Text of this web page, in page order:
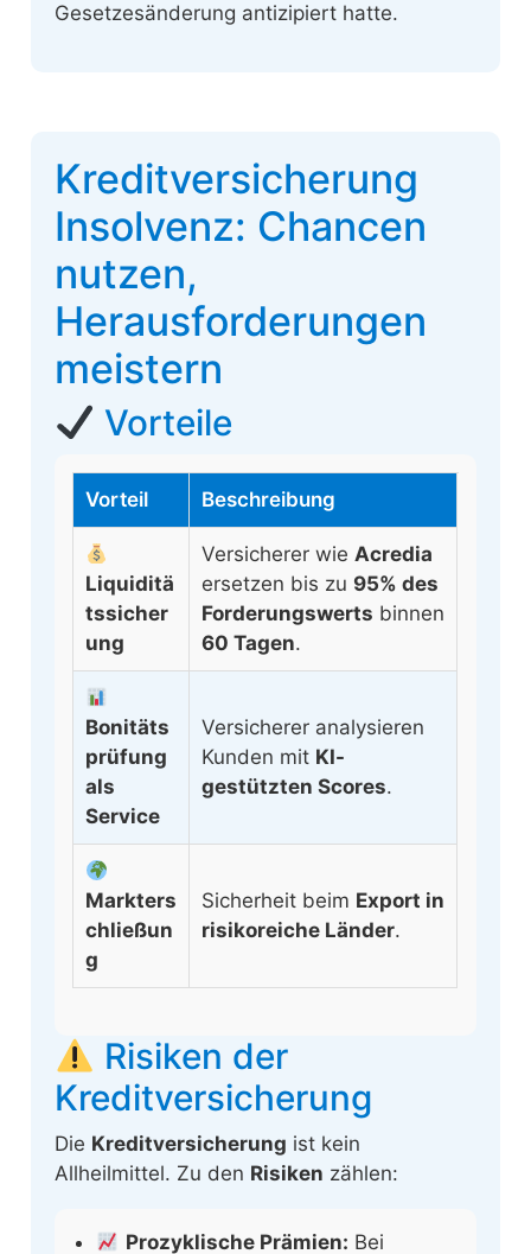
Gesetzesänderung antizipiert hatte.
Kreditversicherung
Insolvenz: Chancen
nutzen,
Herausforderungen
meistern
Vorteile
Vorteil Beschreibung
Liquiditä
tssicher
ung
Versicherer wie Acredia
ersetzen bis zu 95% des
Forderungswerts binnen
60 Tagen.
Bonitäts
prüfung
als
Service
Versicherer analysieren
Kunden mit KI-
gestützten Scores.
Markters
chließun
g
Sicherheit beim Export in
risikoreiche Länder.
Risiken der
Kreditversicherung
Die Kreditversicherung ist kein
Allheilmittel. Zu den Risiken zählen:
Prozyklische Prämien: Bei